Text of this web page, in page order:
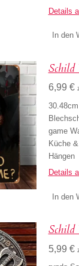
Details
In den
Schild
6,99 €
game
Küche
Hängen
Details
In den
Schild
5,99 €